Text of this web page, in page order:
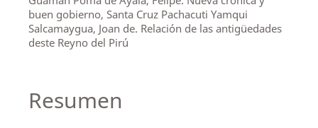
buen gobierno, Santa Cruz Pachacuti Yamqui
Salcamaygua, Joan de. Relación de las antigüedades
deste Reyno del Pirú
Resumen